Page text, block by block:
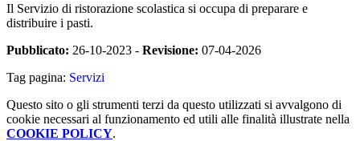
Il Servizio di ristorazione scolastica si occupa di preparare e
distribuire i pasti.
Pubblicato: 26-10-2023 - Revisione: 07-04-2026
Tag pagina: Servizi
Questo sito o gli strumenti terzi da questo utilizzati si avvalgono di
cookie necessari al funzionamento ed utili alle finalità illustrate nella
COOKIE POLICY.